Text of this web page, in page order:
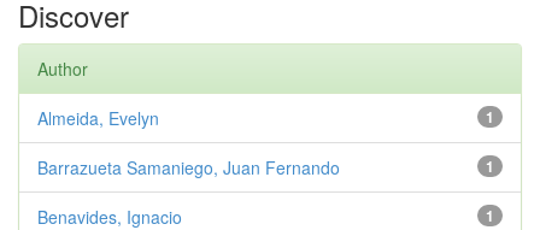
Discover
Author
1
Almeida, Evelyn
1
Barrazueta Samaniego, Juan Fernando
1
Benavides, Ignacio